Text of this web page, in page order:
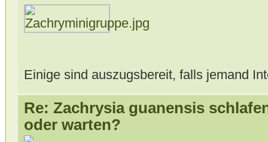
Einige sind auszugsbereit, falls jemand
Re: Zachrysia guanensis
oder warten?